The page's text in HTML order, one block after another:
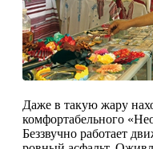
Даже в такую жару
комфортабельного
Беззвучно работает